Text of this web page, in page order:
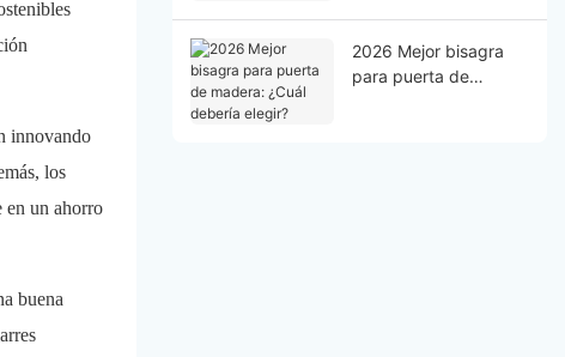
innovando
los
en un ahorro
buena
2026 Mejor bisagra
para puerta de